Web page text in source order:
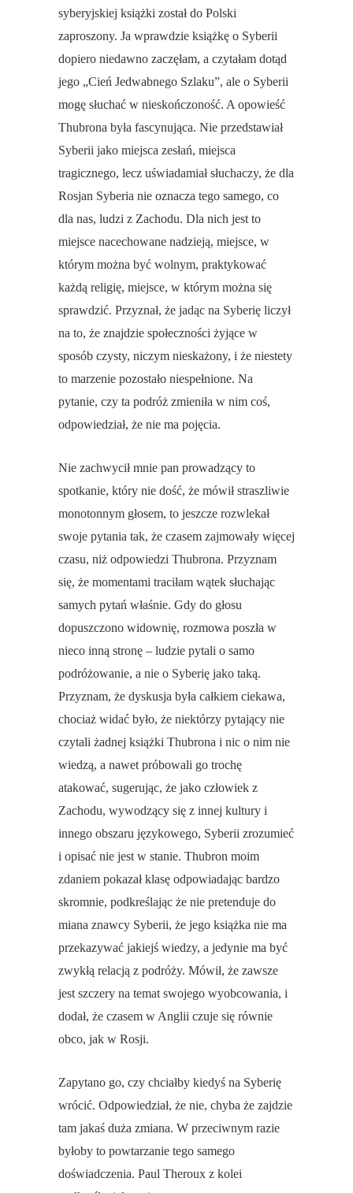
syberyjskiej książki został do Polski
zaproszony. Ja wprawdzie książkę o Syberii
dopiero niedawno zaczęłam, a czytałam dotąd
jego „Cień Jedwabnego Szlaku”, ale o Syberii
mogę słuchać w nieskończoność. A opowieść
Thubrona była fascynująca. Nie przedstawiał
Syberii jako miejsca zesłań, miejsca
tragicznego, lecz uświadamiał słuchaczy, że dla
Rosjan Syberia nie oznacza tego samego, co
dla nas, ludzi z Zachodu. Dla nich jest to
miejsce nacechowane nadzieją, miejsce, w
którym można być wolnym, praktykować
każdą religię, miejsce, w którym można się
sprawdzić. Przyznał, że jadąc na Syberię liczył
na to, że znajdzie społeczności żyjące w
sposób czysty, niczym nieskażony, i że niestety
to marzenie pozostało niespełnione. Na
pytanie, czy ta podróż zmieniła w nim coś,
odpowiedział, że nie ma pojęcia.
Nie zachwycił mnie pan prowadzący to
spotkanie, który nie dość, że mówił straszliwie
monotonnym głosem, to jeszcze rozwlekał
swoje pytania tak, że czasem zajmowały więcej
czasu, niż odpowiedzi Thubrona. Przyznam
się, że momentami traciłam wątek słuchając
samych pytań właśnie. Gdy do głosu
dopuszczono widownię, rozmowa poszła w
nieco inną stronę – ludzie pytali o samo
podróżowanie, a nie o Syberię jako taką.
Przyznam, że dyskusja była całkiem ciekawa,
chociaż widać było, że niektórzy pytający nie
czytali żadnej książki Thubrona i nic o nim nie
wiedzą, a nawet próbowali go trochę
atakować, sugerując, że jako człowiek z
Zachodu, wywodzący się z innej kultury i
innego obszaru językowego, Syberii zrozumieć
i opisać nie jest w stanie. Thubron moim
zdaniem pokazał klasę odpowiadając bardzo
skromnie, podkreślając że nie pretenduje do
miana znawcy Syberii, że jego książka nie ma
przekazywać jakiejś wiedzy, a jedynie ma być
zwykłą relacją z podróży. Mówił, że zawsze
jest szczery na temat swojego wyobcowania, i
dodał, że czasem w Anglii czuje się równie
obco, jak w Rosji.
Zapytano go, czy chciałby kiedyś na Syberię
wrócić. Odpowiedział, że nie, chyba że zajdzie
tam jakaś duża zmiana. W przeciwnym razie
byłoby to powtarzanie tego samego
doświadczenia. Paul Theroux z kolei